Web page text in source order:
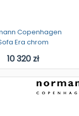
Copenhagen
Era chrom
10 320 zł